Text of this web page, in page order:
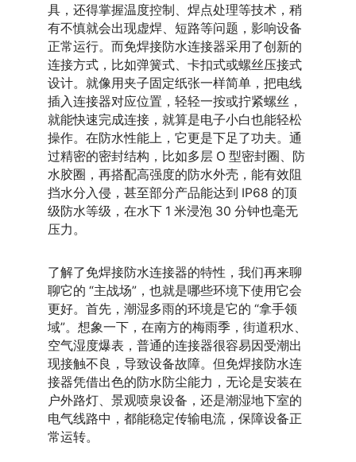
具，还得掌握温度控制、焊点处理等技术，稍
有不慎就会出现虚焊、短路等问题，影响设备
正常运行。而免焊接防水连接器采用了创新的
连接方式，比如弹簧式、卡扣式或螺丝压接式
设计。就像用夹子固定纸张一样简单，把电线
插入连接器对应位置，轻轻一按或拧紧螺丝，
就能快速完成连接，就算是电子小白也能轻松
操作。在防水性能上，它更是下足了功夫。通
过精密的密封结构，比如多层 O 型密封圈、防
水胶圈，再搭配高强度的防水外壳，能有效阻
挡水分入侵，甚至部分产品能达到 IP68 的顶
级防水等级，在水下 1 米浸泡 30 分钟也毫无
压力。
了解了免焊接防水连接器的特性，我们再来聊
聊它的 “主战场”，也就是哪些环境下使用它会
更好。首先，潮湿多雨的环境是它的 “拿手领
域”。想象一下，在南方的梅雨季，街道积水、
空气湿度爆表，普通的连接器很容易因受潮出
现接触不良，导致设备故障。但免焊接防水连
接器凭借出色的防水防尘能力，无论是安装在
户外路灯、景观喷泉设备，还是潮湿地下室的
电气线路中，都能稳定传输电流，保障设备正
常运转。